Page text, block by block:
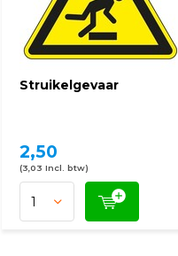
Struikelgevaar
2,50
(3,03 Incl. btw)